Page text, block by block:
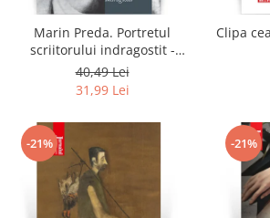
Marin Preda. Portretul
scriitorului indragostit -
Eugen Simion
40,49 Lei
31,99 Lei
Clipa
-21% -21%